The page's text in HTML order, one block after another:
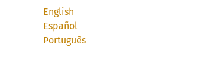
English
Español
Português